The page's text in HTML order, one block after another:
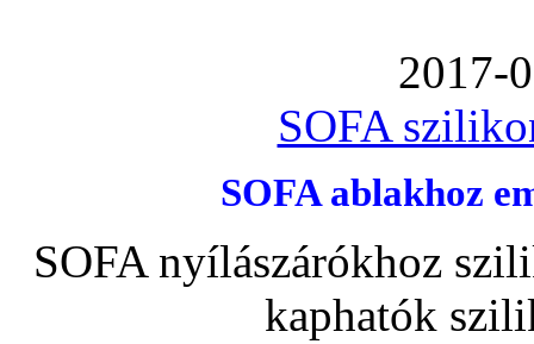
2017-
SOFA
SOFA ablakhoz
SOFA nyílászárókhoz
kaphatók